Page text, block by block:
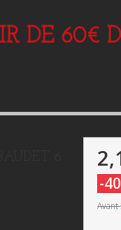
DE 60€
-
Avant